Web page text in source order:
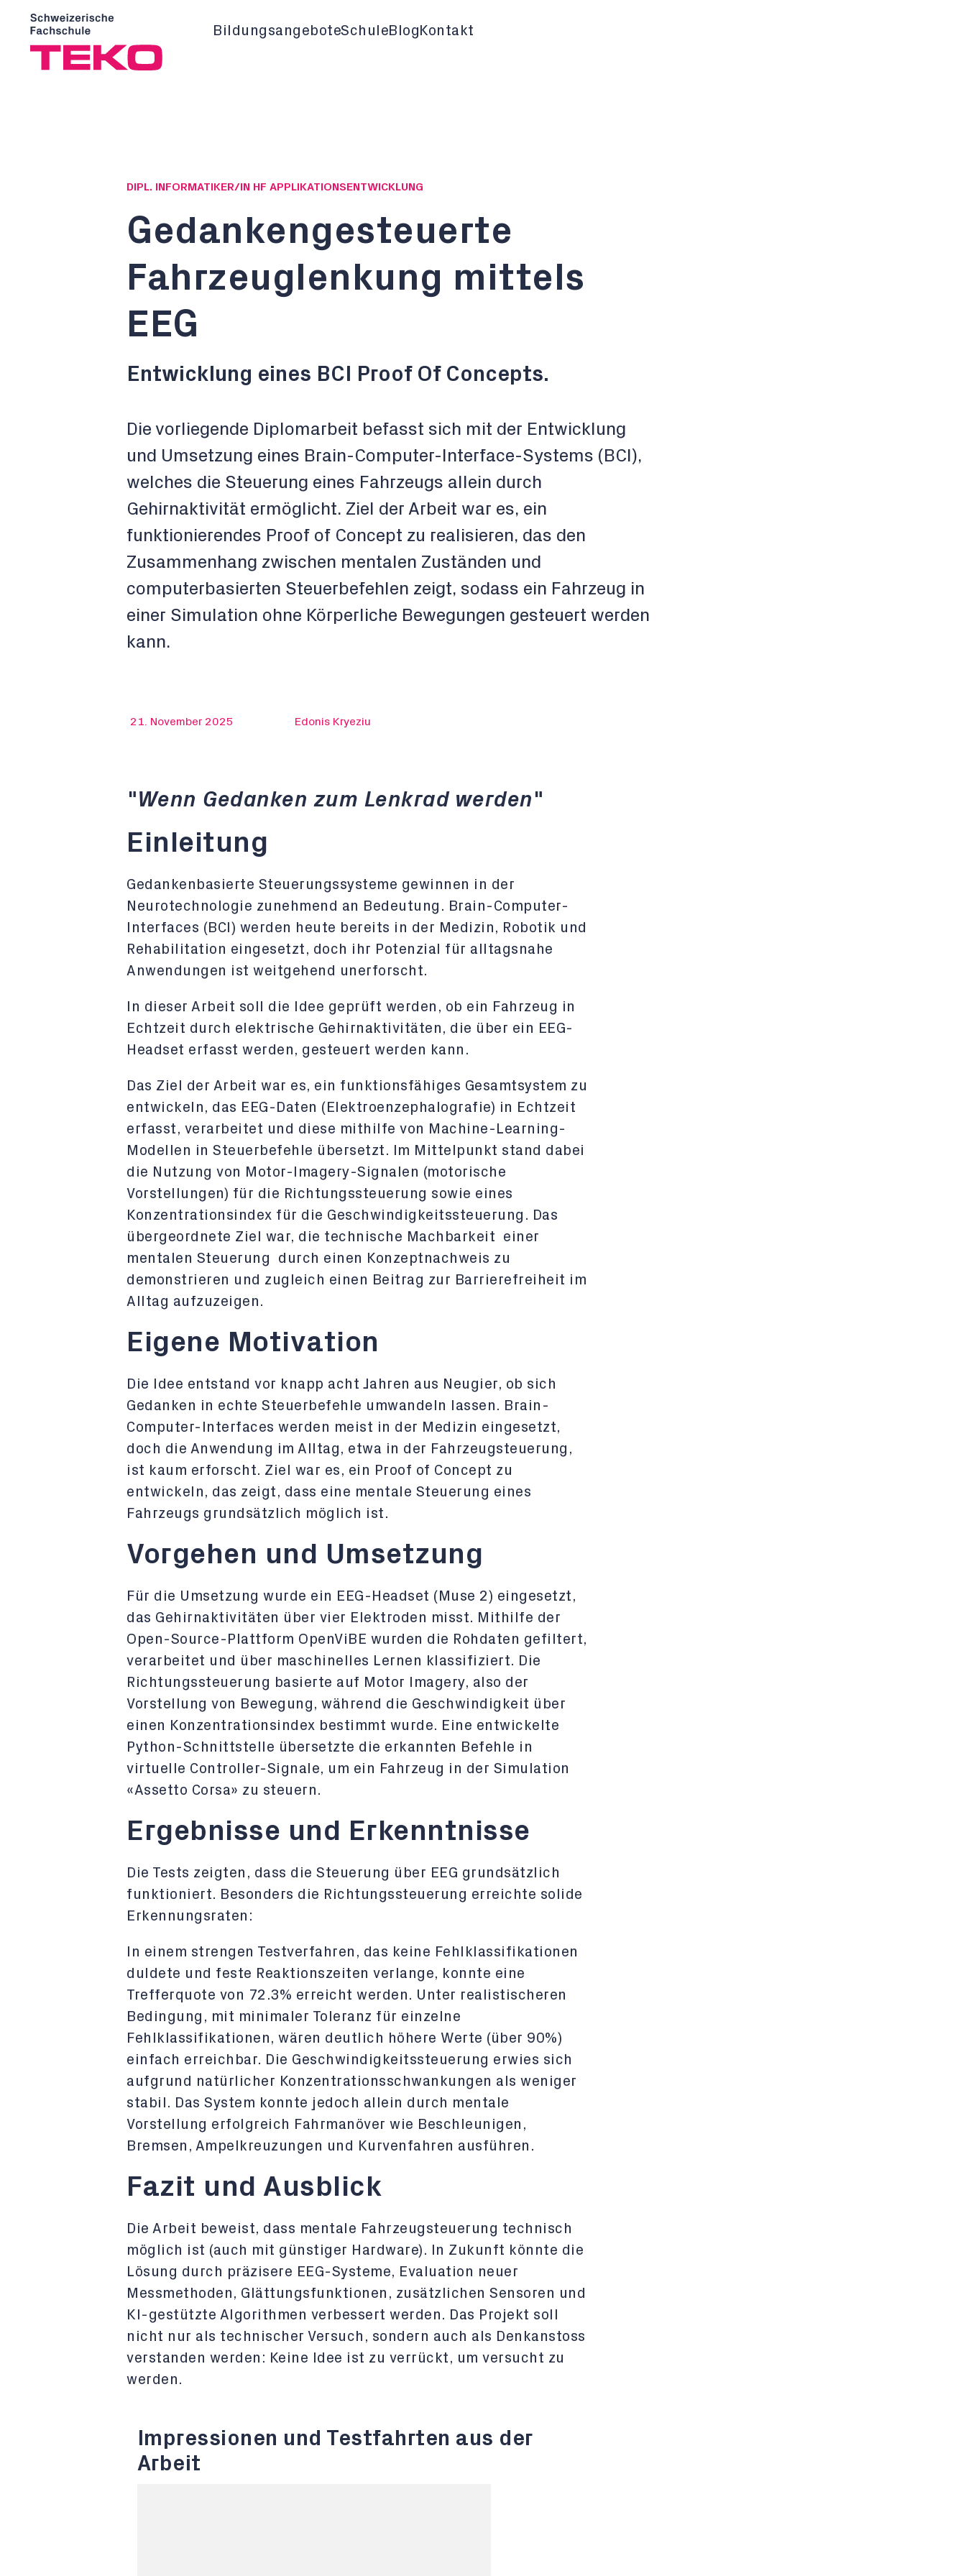
BildungsangeboteSchule Blog Kontakt
DIPL. INFORMATIKER/IN HF APPLIKATIONSENTWICKLUNG
Gedankengesteuerte
Fahrzeuglenkung mittels
EEG
Entwicklung eines BCI Proof Of Concepts.
Die vorliegende Diplomarbeit befasst sich mit der Entwicklung
und Umsetzung eines Brain-Computer-Interface-Systems (BCI),
welches die Steuerung eines Fahrzeugs allein durch
Gehirnaktivität ermöglicht. Ziel der Arbeit war es, ein
funktionierendes Proof of Concept zu realisieren, das den
Zusammenhang zwischen mentalen Zuständen und
computerbasierten Steuerbefehlen zeigt, sodass ein Fahrzeug in
einer Simulation ohne Körperliche Bewegungen gesteuert werden
kann.
21. November 2025 Edonis Kryeziu
"Wenn Gedanken zum Lenkrad werden"
Einleitung
Gedankenbasierte Steuerungssysteme gewinnen in der
Neurotechnologie zunehmend an Bedeutung. Brain-Computer-
Interfaces (BCI) werden heute bereits in der Medizin, Robotik und
Rehabilitation eingesetzt, doch ihr Potenzial für alltagsnahe
Anwendungen ist weitgehend unerforscht.
In dieser Arbeit soll die Idee geprüft werden, ob ein Fahrzeug in
Echtzeit durch elektrische Gehirnaktivitäten, die über ein EEG-
Headset erfasst werden, gesteuert werden kann.
Das Ziel der Arbeit war es, ein funktionsfähiges Gesamtsystem zu
entwickeln, das EEG-Daten (Elektroenzephalografie) in Echtzeit
erfasst, verarbeitet und diese mithilfe von Machine-Learning-
Modellen in Steuerbefehle übersetzt. Im Mittelpunkt stand dabei
die Nutzung von Motor-Imagery-Signalen (motorische
Vorstellungen) für die Richtungssteuerung sowie eines
Konzentrationsindex für die Geschwindigkeitssteuerung. Das
übergeordnete Ziel war, die technische Machbarkeit einer
mentalen Steuerung durch einen Konzeptnachweis zu
demonstrieren und zugleich einen Beitrag zur Barrierefreiheit im
Alltag aufzuzeigen.
Eigene Motivation
Die Idee entstand vor knapp acht Jahren aus Neugier, ob sich
Gedanken in echte Steuerbefehle umwandeln lassen. Brain-
Computer-Interfaces werden meist in der Medizin eingesetzt,
doch die Anwendung im Alltag, etwa in der Fahrzeugsteuerung,
ist kaum erforscht. Ziel war es, ein Proof of Concept zu
entwickeln, das zeigt, dass eine mentale Steuerung eines
Fahrzeugs grundsätzlich möglich ist.
Vorgehen und Umsetzung
Für die Umsetzung wurde ein EEG-Headset (Muse 2) eingesetzt,
das Gehirnaktivitäten über vier Elektroden misst. Mithilfe der
Open-Source-Plattform OpenViBE wurden die Rohdaten gefiltert,
verarbeitet und über maschinelles Lernen klassifiziert. Die
Richtungssteuerung basierte auf Motor Imagery, also der
Vorstellung von Bewegung, während die Geschwindigkeit über
einen Konzentrationsindex bestimmt wurde. Eine entwickelte
Python-Schnittstelle übersetzte die erkannten Befehle in
virtuelle Controller-Signale, um ein Fahrzeug in der Simulation
«Assetto Corsa» zu steuern.
Ergebnisse und Erkenntnisse
Die Tests zeigten, dass die Steuerung über EEG grundsätzlich
funktioniert. Besonders die Richtungssteuerung erreichte solide
Erkennungsraten:
In einem strengen Testverfahren, das keine Fehlklassifikationen
duldete und feste Reaktionszeiten verlange, konnte eine
Trefferquote von 72.3% erreicht werden. Unter realistischeren
Bedingung, mit minimaler Toleranz für einzelne
Fehlklassifikationen, wären deutlich höhere Werte (über 90%)
einfach erreichbar. Die Geschwindigkeitssteuerung erwies sich
aufgrund natürlicher Konzentrationsschwankungen als weniger
stabil. Das System konnte jedoch allein durch mentale
Vorstellung erfolgreich Fahrmanöver wie Beschleunigen,
Bremsen, Ampelkreuzungen und Kurvenfahren ausführen.
Fazit und Ausblick
Die Arbeit beweist, dass mentale Fahrzeugsteuerung technisch
möglich ist (auch mit günstiger Hardware). In Zukunft könnte die
Lösung durch präzisere EEG-Systeme, Evaluation neuer
Messmethoden, Glättungsfunktionen, zusätzlichen Sensoren und
KI-gestützte Algorithmen verbessert werden. Das Projekt soll
nicht nur als technischer Versuch, sondern auch als Denkanstoss
verstanden werden: Keine Idee ist zu verrückt, um versucht zu
werden.
Impressionen und Testfahrten aus der
Arbeit